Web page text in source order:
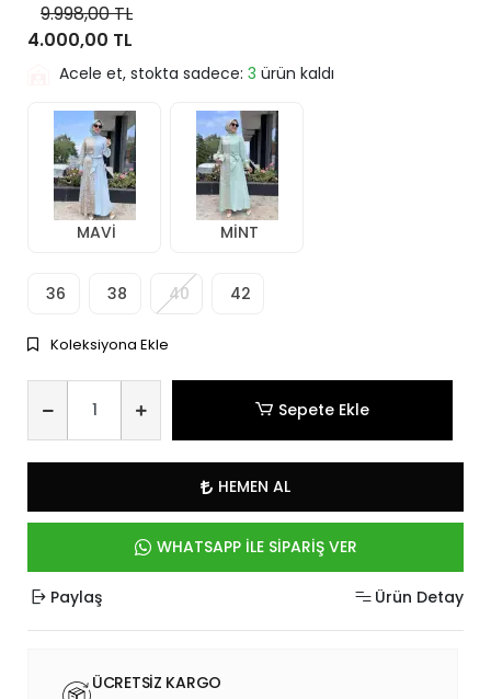
9.998,00 TL
4.000,00 TL
Acele et, stokta sadece: 3 ürün kaldı
MAVİ MİNT
36 38 40 42
Koleksiyona Ekle
Sepete Ekle
HEMEN AL
WHATSAPP İLE SİPARİŞ VER
Paylaş Ürün Detay
ÜCRETSİZ KARGO